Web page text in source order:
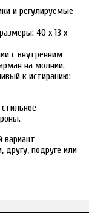
и регулируемые
40 x 13 x
с внутренним
на молнии.
к истиранию:
вариант
другу, подруге или